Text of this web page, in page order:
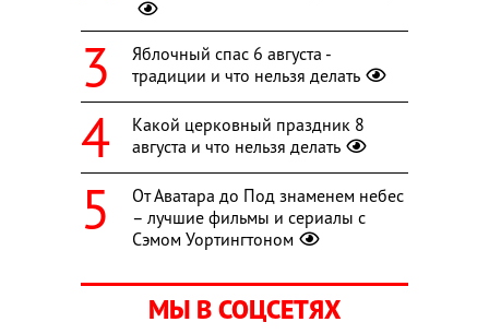
Яблочный спас 6 августа -
традиции и что нельзя делать
Какой церковный праздник 8
августа и что нельзя делать
От Аватара до Под знаменем небес
– лучшие фильмы и сериалы с
Сэмом Уортингтоном
МЫ В СОЦСЕТЯХ